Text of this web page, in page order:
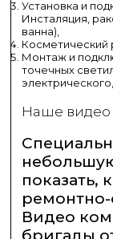
Установка и
Инсталяция,
ванна),
Косметический
Монтаж и
точечных
Наше видео
показать,
Видео